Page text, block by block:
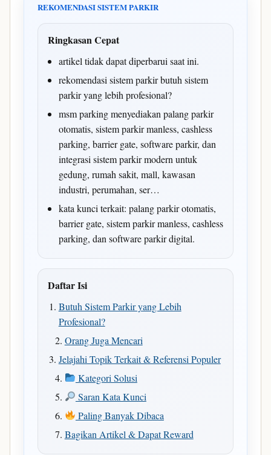
REKOMENDASI SISTEM PARKIR
Ringkasan Cepat
artikel tidak dapat diperbarui saat ini.
rekomendasi sistem parkir butuh sistem
parkir yang lebih profesional?
msm parking menyediakan palang parkir
otomatis, sistem parkir manless, cashless
parking, barrier gate, software parkir, dan
integrasi sistem parkir modern untuk
gedung, rumah sakit, mall, kawasan
industri, perumahan, ser…
kata kunci terkait: palang parkir otomatis,
barrier gate, sistem parkir manless, cashless
parking, dan software parkir digital.
Daftar Isi
Butuh Sistem Parkir yang Lebih
Profesional?
Orang Juga Mencari
Jelajahi Topik Terkait & Referensi Populer
Kategori Solusi
Saran Kata Kunci
Paling Banyak Dibaca
Bagikan Artikel & Dapat Reward